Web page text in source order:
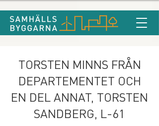
TORSTEN MINNS FRÅN
DEPARTEMENTET OCH
EN DEL ANNAT, TORSTEN
SANDBERG, L-61